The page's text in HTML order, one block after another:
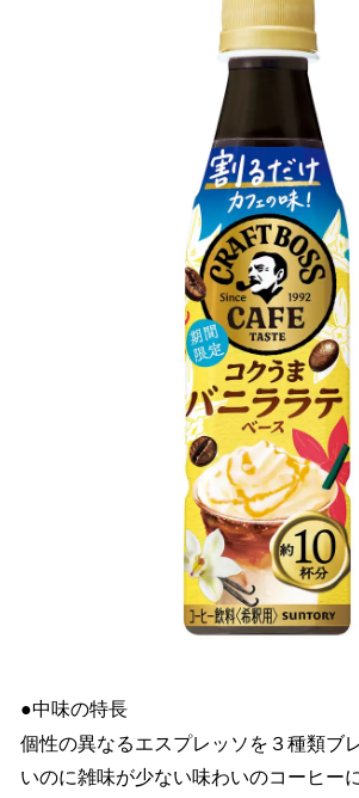
●中味の特長
個性の異なるエスプレッソを３種類ブ
いのに雑味が少ない味わいのコーヒー